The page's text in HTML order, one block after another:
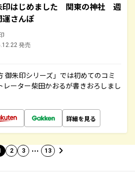
印はじめました 関東の神社 週
運さんぽ
発売
御朱印シリーズ」では初めてのコミ
レーター柴田かおるが書きおろしまし
詳細を見る
2 3 … 13